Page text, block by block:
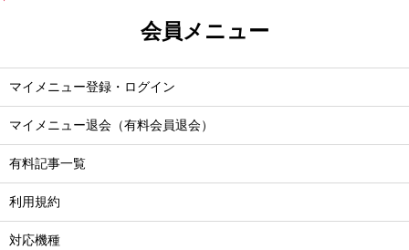
会員メニュー
マイメニュー登録・ログイン
マイメニュー退会（有料会員退会）
有料記事一覧
利用規約
対応機種